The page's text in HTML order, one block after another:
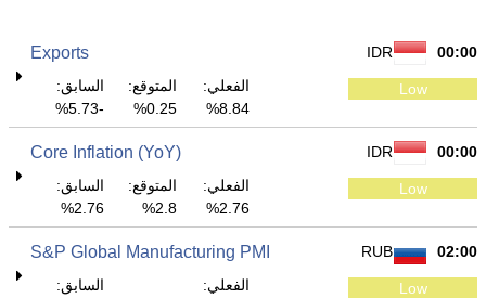
00:00
IDR
Exports
Low
الفعلي:
8.84%
المتوقع:
0.25%
السابق:
-5.73%
00:00
IDR
Core Inflation (YoY)
Low
الفعلي:
2.76%
المتوقع:
2.8%
السابق:
2.76%
02:00
RUB
S&P Global Manufacturing PMI
Low
الفعلي:
السابق: